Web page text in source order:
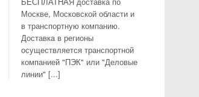
Москве, Московской области и
в транспортную компанию.
Доставка в регионы
осуществляется транспортной
компанией "ПЭК" или "Деловые
линии" [...]